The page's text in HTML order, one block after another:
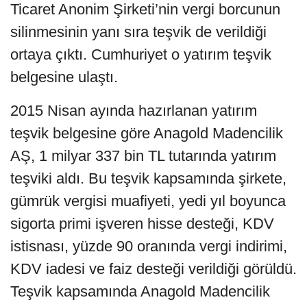
Ticaret Anonim Şirketi’nin vergi borcunun
silinmesinin yanı sıra teşvik de verildiği
ortaya çıktı. Cumhuriyet o yatırım teşvik
belgesine ulaştı.
2015 Nisan ayında hazırlanan yatırım
teşvik belgesine göre Anagold Madencilik
AŞ, 1 milyar 337 bin TL tutarında yatırım
teşviki aldı. Bu teşvik kapsamında şirkete,
gümrük vergisi muafiyeti, yedi yıl boyunca
sigorta primi işveren hisse desteği, KDV
istisnası, yüzde 90 oranında vergi indirimi,
KDV iadesi ve faiz desteği verildiği görüldü.
Teşvik kapsamında Anagold Madencilik